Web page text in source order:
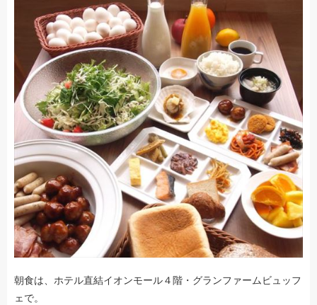
朝食は、ホテル直結イオンモール４階・グランファームビュッフ
ェで。